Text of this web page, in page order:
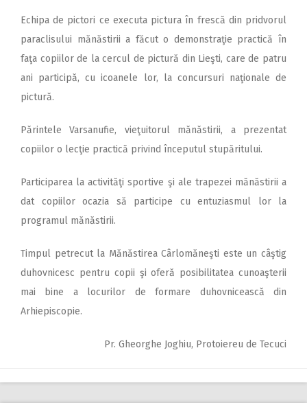
Echipa de pictori ce executa pictura în frescă din pridvorul
paraclisului mănăstirii a făcut o demonstraţie practică în
faţa copiilor de la cercul de pictură din Lieşti, care de patru
ani participă, cu icoanele lor, la concursuri naţionale de
pictură.
Părintele Varsanufie, vieţuitorul mănăstirii, a prezentat
copiilor o lecţie practică privind începutul stupăritului.
Participarea la activităţi sportive şi ale trapezei mănăstirii a
dat copiilor ocazia să participe cu entuziasmul lor la
programul mănăstirii.
Timpul petrecut la Mănăstirea Cârlomăneşti este un câştig
duhovnicesc pentru copii şi oferă posibilitatea cunoaşterii
mai bine a locurilor de formare duhovnicească din
Arhiepiscopie.
Pr. Gheorghe Joghiu, Protoiereu de Tecuci